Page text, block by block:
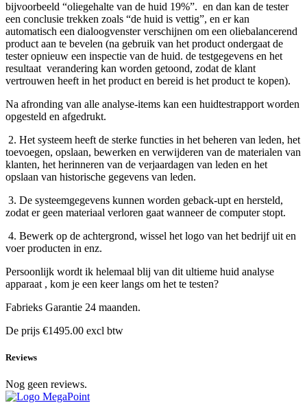
bijvoorbeeld “oliegehalte van de huid 19%”. en dan kan de tester
een conclusie trekken zoals “de huid is vettig”, en er kan
automatisch een dialoogvenster verschijnen om een ​​oliebalancerend
product aan te bevelen (na gebruik van het product ondergaat de
tester opnieuw een inspectie van de huid. de testgegevens en het
resultaat verandering kan worden getoond, zodat de klant
vertrouwen heeft in het product en bereid is het product te kopen).
Na afronding van alle analyse-items kan een huidtestrapport worden
opgesteld en afgedrukt.
2. Het systeem heeft de sterke functies in het beheren van leden, het
toevoegen, opslaan, bewerken en verwijderen van de materialen van
klanten, het herinneren van de verjaardagen van leden en het
opslaan van historische gegevens van leden.
3. De systeemgegevens kunnen worden geback-upt en hersteld,
zodat er geen materiaal verloren gaat wanneer de computer stopt.
4. Bewerk op de achtergrond, wissel het logo van het bedrijf uit en
voer producten in enz.
Persoonlijk wordt ik helemaal blij van dit ultieme huid analyse
apparaat , kom je een keer langs om het te testen?
Fabrieks Garantie 24 maanden.
De prijs €1495.00 excl btw
Reviews
Nog geen reviews.